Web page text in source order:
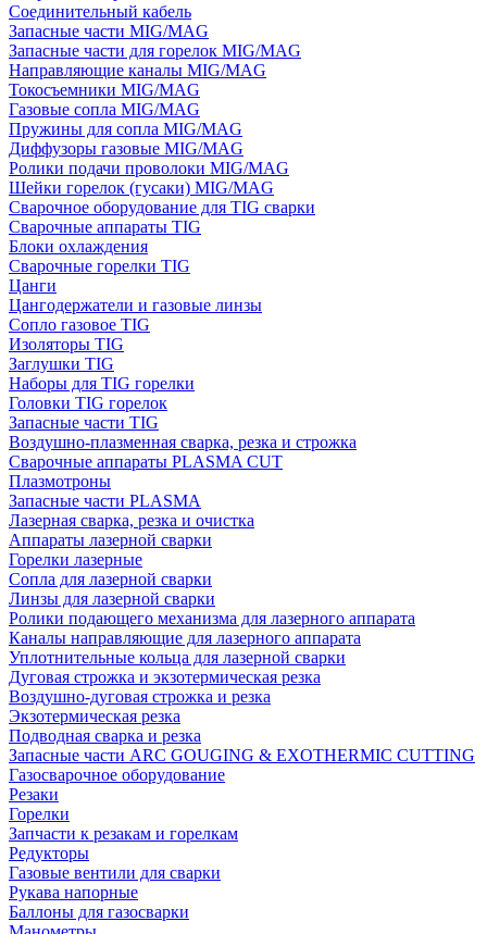
Соединительный кабель
Запасные части MIG/MAG
Запасные части для горелок MIG/MAG
Направляющие каналы MIG/MAG
Токосъемники MIG/MAG
Газовые сопла MIG/MAG
Пружины для сопла MIG/MAG
Диффузоры газовые MIG/MAG
Ролики подачи проволоки MIG/MAG
Шейки горелок (гусаки) MIG/MAG
Сварочное оборудование для TIG сварки
Сварочные аппараты TIG
Блоки охлаждения
Сварочные горелки TIG
Цанги
Цангодержатели и газовые линзы
Сопло газовое TIG
Изоляторы TIG
Заглушки TIG
Наборы для TIG горелки
Головки TIG горелок
Запасные части TIG
Воздушно-плазменная сварка, резка и строжка
Сварочные аппараты PLASMA CUT
Плазмотроны
Запасные части PLASMA
Лазерная сварка, резка и очистка
Аппараты лазерной сварки
Горелки лазерные
Сопла для лазерной сварки
Линзы для лазерной сварки
Ролики подающего механизма для лазерного аппарата
Каналы направляющие для лазерного аппарата
Уплотнительные кольца для лазерной сварки
Дуговая строжка и экзотермическая резка
Воздушно-дуговая строжка и резка
Экзотермическая резка
Подводная сварка и резка
Запасные части ARC GOUGING & EXOTHERMIC CUTTING
Газосварочное оборудование
Резаки
Горелки
Запчасти к резакам и горелкам
Редукторы
Газовые вентили для сварки
Рукава напорные
Баллоны для газосварки